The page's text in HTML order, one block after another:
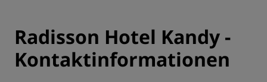
Radisson Hotel Kandy -
Kontaktinformationen